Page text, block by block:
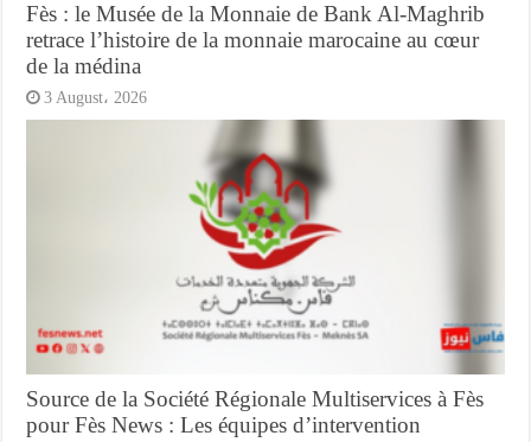
Fès : le Musée de la Monnaie de Bank Al-Maghrib
retrace l’histoire de la monnaie marocaine au cœur
de la médina
3 August، 2026
Source de la Société Régionale Multiservices à Fès
pour Fès News : Les équipes d’intervention